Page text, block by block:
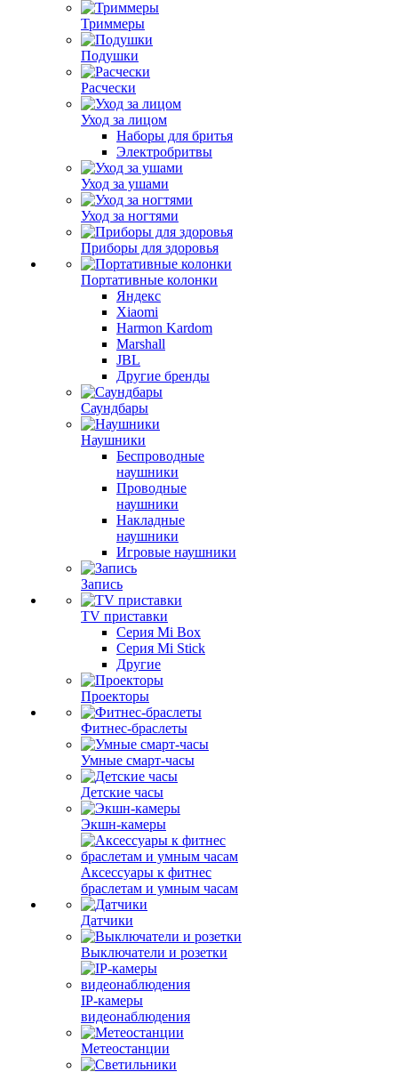
Триммеры
Подушки
Расчески
Уход за лицом
Наборы для бритья
Электробритвы
Уход за ушами
Уход за ногтями
Приборы для здоровья
Портативные колонки
Яндекс
Xiaomi
Harmon Kardom
Marshall
JBL
Другие бренды
Саундбары
Наушники
Беспроводные
наушники
Проводные
наушники
Накладные
наушники
Игровые наушники
Запись
TV приставки
Серия Mi Box
Серия Mi Stick
Другие
Проекторы
Фитнес-браслеты
Умные смарт-часы
Детские часы
Экшн-камеры
Аксессуары к фитнес
браслетам и умным часам
Датчики
Выключатели и розетки
IP-камеры
видеонаблюдения
Метеостанции